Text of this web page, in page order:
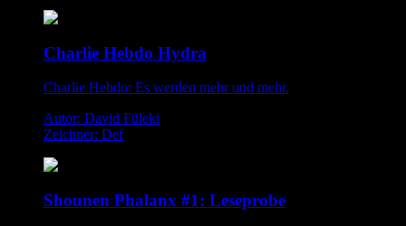
Charlie Hebdo Hydra
Charlie Hebdo: Es werden mehr und mehr.
Autor: David Füleki
Zeichner: Def
Shounen Phalanx #1: Leseprobe